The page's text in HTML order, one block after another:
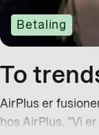
Betaling
To
AirPlus er
hos AirPlus. ”Vi